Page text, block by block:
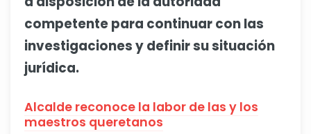
competente para continuar con las
investigaciones y definir su situación
jurídica.
Alcalde reconoce la labor de las y los
maestros queretanos